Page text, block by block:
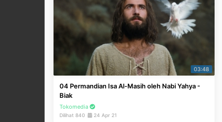
03:48
04 Permandian Isa Al-Masih oleh Nabi Yahya -
Biak
Tokomedia
Dilihat 840 24 Apr 21